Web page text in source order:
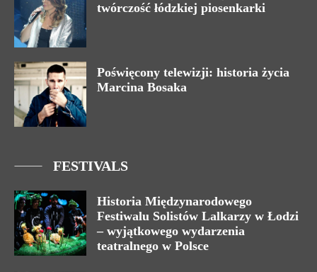
twórczość łódzkiej piosenkarki
Poświęcony telewizji: historia życia
Marcina Bosaka
FESTIVALS
Historia Międzynarodowego
Festiwalu Solistów Lalkarzy w Łodzi
– wyjątkowego wydarzenia
teatralnego w Polsce